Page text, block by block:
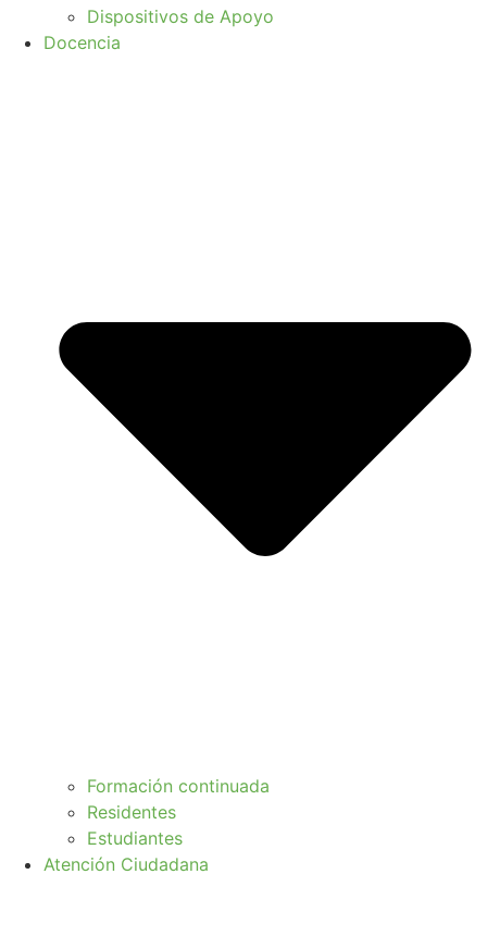
Dispositivos de Apoyo
Docencia
Formación continuada
Residentes
Estudiantes
Atención Ciudadana